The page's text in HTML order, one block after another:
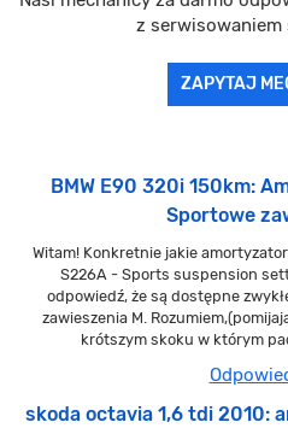
z serwisowaniem
ZAPYTAJ
BMW E90 320i 150km:
Sportowe
Witam! Konkretnie jakie
S226A - Sports suspension
odpowiedź, że są dostępne
zawieszenia M.
krótszym skoku w którym
skoda octavia 1,6 tdi 2010: